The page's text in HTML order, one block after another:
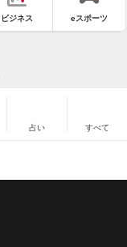
ビジネス eスポーツ
占い すべて